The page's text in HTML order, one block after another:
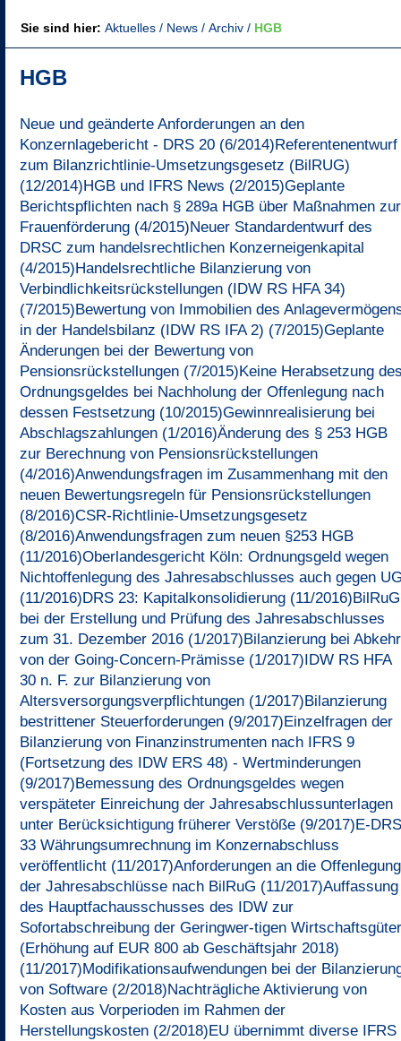
Sie sind hier: Aktuelles News Archiv HGB
HGB
Neue und geänderte Anforderungen an den
Konzernlagebericht - DRS 20 (6/2014)Referentenentwurf
zum Bilanzrichtlinie-Umsetzungsgesetz (BilRUG)
(12/2014)HGB und IFRS News (2/2015)Geplante
Berichtspflichten nach § 289a HGB über Maßnahmen zur
Frauenförderung (4/2015)Neuer Standardentwurf des
DRSC zum handelsrechtlichen Konzerneigenkapital
(4/2015)Handelsrechtliche Bilanzierung von
Verbindlichkeitsrückstellungen (IDW RS HFA 34)
(7/2015)Bewertung von Immobilien des
in der Handelsbilanz (IDW RS IFA 2) (7/2015)Geplante
Änderungen bei der Bewertung von
Pensionsrückstellungen (7/2015)Keine Herabsetzung
Ordnungsgeldes bei Nachholung der Offenlegung nach
dessen Festsetzung (10/2015)Gewinnrealisierung bei
Abschlagszahlungen (1/2016)Änderung des § 253 HGB
zur Berechnung von Pensionsrückstellungen
(4/2016)Anwendungsfragen im Zusammenhang mit den
neuen Bewertungsregeln für Pensionsrückstellungen
(8/2016)CSR-Richtlinie-Umsetzungsgesetz
(8/2016)Anwendungsfragen zum neuen §253 HGB
(11/2016)Oberlandesgericht Köln: Ordnungsgeld wegen
Nichtoffenlegung des Jahresabschlusses auch gegen
(11/2016)DRS 23: Kapitalkonsolidierung (11/2016)BilRuG
bei der Erstellung und Prüfung des Jahresabschlusses
zum 31. Dezember 2016 (1/2017)Bilanzierung bei Abkehr
von der Going-Concern-Prämisse (1/2017)IDW RS HFA
30 n. F. zur Bilanzierung von
Altersversorgungsverpflichtungen (1/2017)Bilanzierung
bestrittener Steuerforderungen (9/2017)Einzelfragen der
Bilanzierung von Finanzinstrumenten nach IFRS 9
(Fortsetzung des IDW ERS 48) - Wertminderungen
(9/2017)Bemessung des Ordnungsgeldes wegen
verspäteter Einreichung der Jahresabschlussunterlagen
unter Berücksichtigung früherer Verstöße (9/2017)E-DRS
33 Währungsumrechnung im Konzernabschluss
veröffentlicht (11/2017)Anforderungen an die Offenlegung
der Jahresabschlüsse nach BilRuG (11/2017)Auffassung
des Hauptfachausschusses des IDW zur
Sofortabschreibung der Geringwer-tigen Wirtschaftsgüter
(Erhöhung auf EUR 800 ab Geschäftsjahr 2018)
(11/2017)Modifikationsaufwendungen bei der
von Software (2/2018)Nachträgliche Aktivierung von
Kosten aus Vorperioden im Rahmen der
Herstellungskosten (2/2018)EU übernimmt diverse IFRS